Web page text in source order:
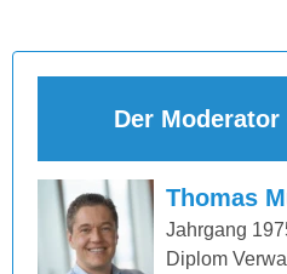
Der
Thomas
Jahrgang
Diplom